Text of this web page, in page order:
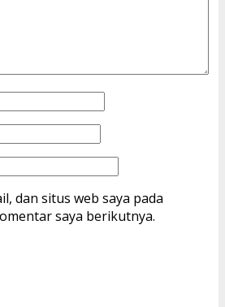
dan situs web saya pada
saya berikutnya.